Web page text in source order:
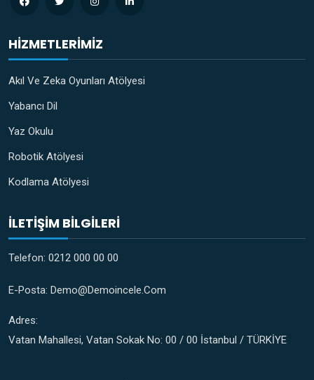
HIZMETLERIMIZ
Akıl Ve Zeka Oyunları Atölyesi
Yabancı Dil
Yaz Okulu
Robotik Atölyesi
Kodlama Atölyesi
İLETIŞIM BILGILERI
Telefon: 0212 000 00 00
E-Posta: Demo@demoincele.com
Adres:
Vatan Mahallesi, Vatan Sokak No: 00 / 00 İstanbul / TÜRKİYE